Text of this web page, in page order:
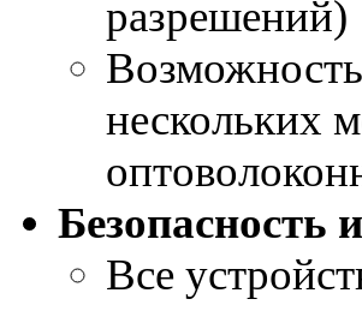
разрешений)
Возможность
нескольких
Безопасность
Все